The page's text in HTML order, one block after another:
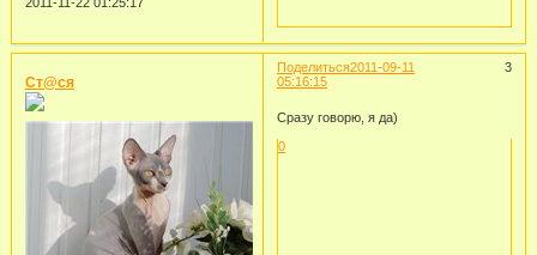
Поделиться 3
2011-09-11
05:16:15
Ст@ся
Сразу говорю, я да)
0